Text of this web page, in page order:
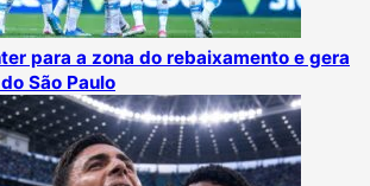
para a zona do rebaixamento e gera
São Paulo